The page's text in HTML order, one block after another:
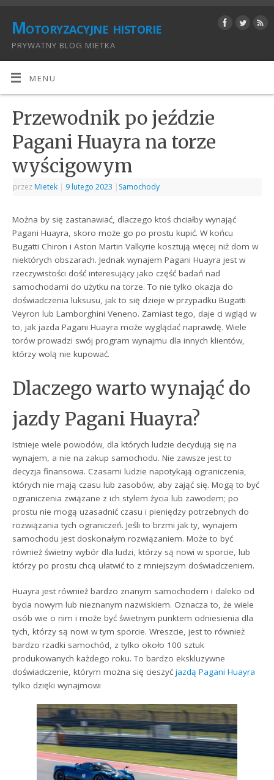
Motoryzacyjne historie
PRYWATNY BLOG MIETKA
MENU
Przewodnik po jeździe
Pagani Huayra na torze
wyścigowym
przez Mietek | 9 lutego 2023 | Samochody
Można by się zastanawiać, dlaczego ktoś chciałby wynająć
Pagani Huayra, skoro może go po prostu kupić. W końcu
Bugatti Chiron i Aston Martin Valkyrie kosztują więcej niż dom w
niektórych obszarach. Jednak wynajem Pagani Huayra jest w
rzeczywistości dość interesujący jako część badań nad
samochodami do użytku na torze. To nie tylko okazja do
doświadczenia luksusu, jak to się dzieje w przypadku Bugatti
Veyron lub Lamborghini Veneno. Zamiast tego, daje ci wgląd w
to, jak jazda Pagani Huayra może wyglądać naprawdę. Wiele
torów prowadzi swój program wynajmu dla innych klientów,
którzy wolą nie kupować.
Dlaczego warto wynająć do
jazdy Pagani Huayra?
Istnieje wiele powodów, dla których ludzie decydują się na
wynajem, a nie na zakup samochodu. Nie zawsze jest to
decyzja finansowa. Czasami ludzie napotykają ograniczenia,
których nie mają czasu lub zasobów, aby zająć się. Mogą to być
ograniczenia związane z ich stylem życia lub zawodem; po
prostu nie mogą uzasadnić czasu i pieniędzy potrzebnych do
rozwiązania tych ograniczeń. Jeśli to brzmi jak ty, wynajem
samochodu jest doskonałym rozwiązaniem. Może to być
również świetny wybór dla ludzi, którzy są nowi w sporcie, lub
którzy po prostu chcą ułatwić to z mniejszym doświadczeniem.
Huayra jest również bardzo znanym samochodem i daleko od
bycia nowym lub nieznanym nazwiskiem. Oznacza to, że wiele
osób wie o nim i może być świetnym punktem odniesienia dla
tych, którzy są nowi w tym sporcie. Wreszcie, jest to również
bardzo rzadki samochód, z tylko około 100 sztuk
produkowanych każdego roku. To bardzo ekskluzywne
doświadczenie, którym można się cieszyćjazdą Pagani Huayra
tylko dzięki wynajmowi